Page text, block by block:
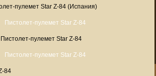
пулемет Star Z-84 (Испания)
Пистолет-пулемет Star Z-84
84